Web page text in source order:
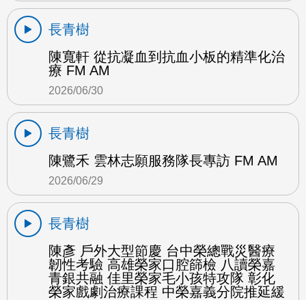
長青樹
陳寬軒 從抗凝血到抗血小板的精準化治
療 FM AM
2026/06/30
長青樹
陳鷺禾 雲林志願服務隊長專訪 FM AM
2026/06/29
長青樹
陳彥 戶外大型節慶 台中榮總戰災醫療
韌性考驗 高雄榮家口腔篩檢 八讀榮嘉
青銀共融 佳里榮家毛小孩特攻隊 彰化
榮家戲劇治療課程 中榮嘉義分院推延緩